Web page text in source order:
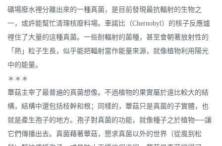
礦場廢水裡分離出來的一種真菌，是目前發現最抗輻射的生物之
一，或許能幫忙清理核廢料場。車諾比（Chernobyl）的核子反應爐
裡住了大量的這種真菌。一些耐輻射的菌種，甚至會朝著放射性的
「熱」粒子生長，似乎能把輻射當作能量來源，就像植物利用陽光
中的能量。
＊＊＊
蕈菇主宰了最普遍的真菌想像。不過植物的果實屬於遠比較大的結
構，結構中還包括枝幹和根；同樣的，蕈菇只是真菌的子實體，也
就是產生孢子的地方。孢子對真菌的功能，就像種子之於植物──讓
它們傳播出去。真菌藉著蕈菇，懇求真菌以外的世界（從風到松